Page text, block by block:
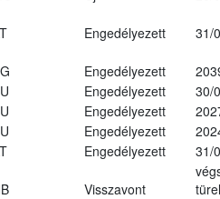
Engedélyezett 31/
Engedélyezett
Engedélyezett
30/
Engedélyezett
Engedélyezett
Engedélyezett 31/
Visszavont